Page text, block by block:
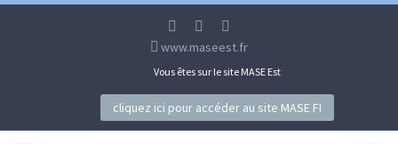
www.maseest.fr
Vous êtes sur le site MASE Est
cliquez ici pour accéder au site MASE FI